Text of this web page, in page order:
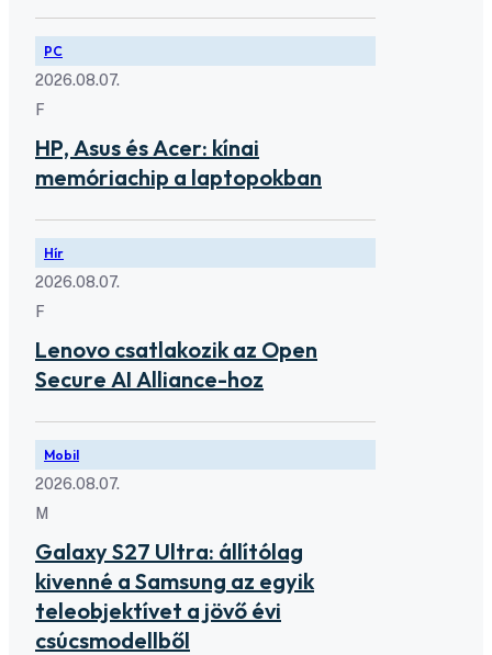
PC
2026.08.07.
F
HP, Asus és Acer: kínai
memóriachip a laptopokban
Hír
2026.08.07.
F
Lenovo csatlakozik az Open
Secure AI Alliance-hoz
Mobil
2026.08.07.
M
Galaxy S27 Ultra: állítólag
kivenné a Samsung az egyik
teleobjektívet a jövő évi
csúcsmodellből